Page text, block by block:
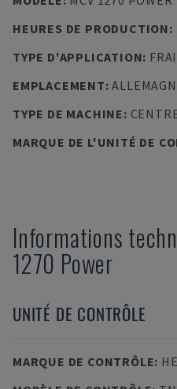
HEURES DE PRODUCTION:
TYPE D'APPLICATION:
EMPLACEMENT:
TYPE DE MACHINE:
MARQUE DE L'UNITÉ DE
Informations
1270 Power
UNITÉ DE CONTRÔLE
MARQUE DE CONTRÔLE: